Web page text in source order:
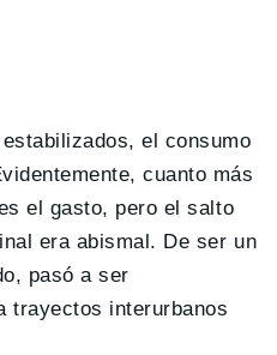
el consumo
cuanto más
el gasto, pero el salto
era abismal. De ser un
pasó a ser
trayectos interurbanos